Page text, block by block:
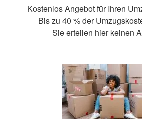
Kostenlos Angebot für Ihren
Bis zu 40 % der
Sie erteilen hier keinen